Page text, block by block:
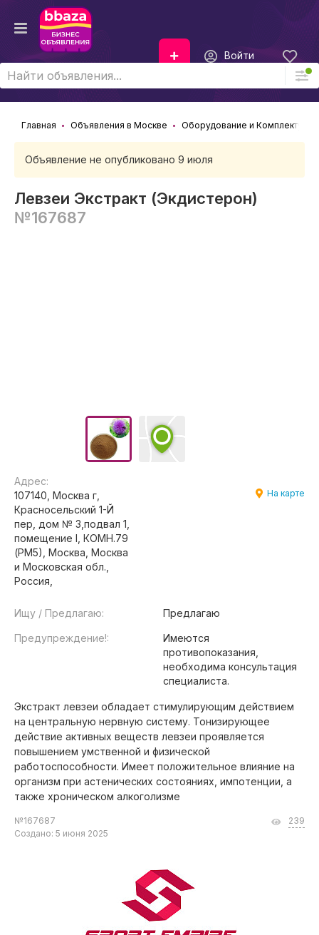
Войти
Главная Объявления в Москве Оборудование и
Объявление не опубликовано 9 июля
Левзеи Экстракт (Экдистерон)
№167687
Адрес:
107140, Москва г,
Красносельский 1-Й
пер, дом № 3,подвал 1,
помещение I, КОМН.79
(РМ5), Москва, Москва
и Московская обл.,
Россия,
На карте
Ищу / Предлагаю: Предлагаю
Предупреждение!:
Имеются
противопоказания,
необходима консультация
специалиста.
Экстракт левзеи обладает стимулирующим действием
на центральную нервную систему. Тонизирующее
действие активных веществ левзеи проявляется
повышением умственной и физической
работоспособности. Имеет положительное влияние на
организм при астенических состояниях, импотенции, а
также хроническом алкоголизме
№167687
Создано: 5 июня 2025
239